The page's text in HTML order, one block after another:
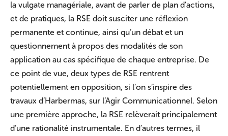
la vulgate managériale, avant de parler de plan d’actions,
et de pratiques, la RSE doit susciter une réflexion
permanente et continue, ainsi qu’un débat et un
questionnement à propos des modalités de son
application au cas spécifique de chaque entreprise. De
ce point de vue, deux types de RSE rentrent
potentiellement en opposition, si l’on s’inspire des
travaux d’Harbermas, sur l’Agir Communicationnel. Selon
une première approche, la RSE relèverait principalement
d’une rationalité instrumentale. En d’autres termes, il